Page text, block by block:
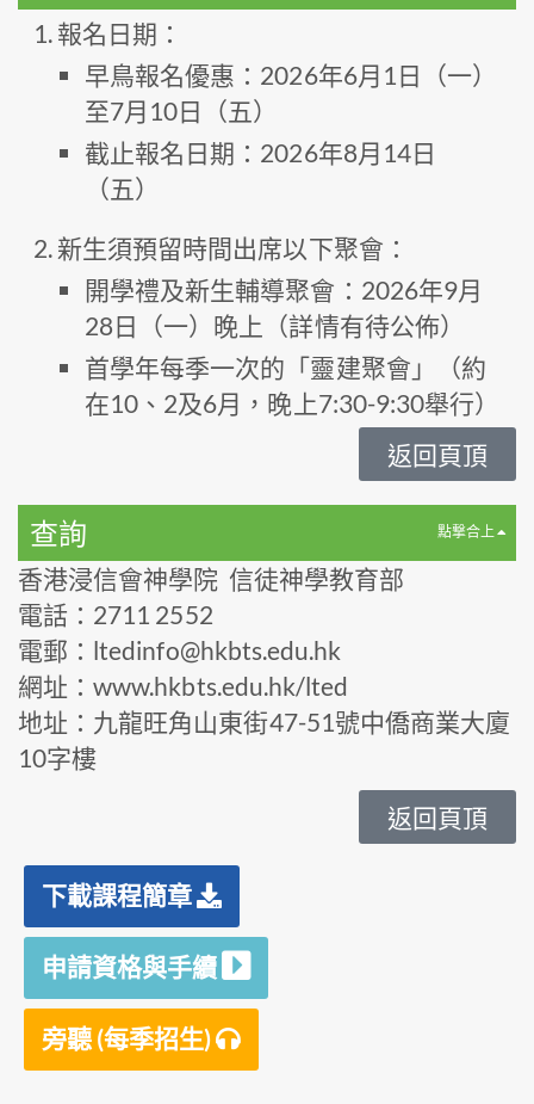
報名日期：
早鳥報名優惠：2026年6月1日（一）
至7月10日（五）
截止報名日期：2026年8月14日
（五）
新生須預留時間出席以下聚會：
開學禮及新生輔導聚會：2026年9月
28日（一）晚上（詳情有待公佈）
首學年每季一次的「靈建聚會」（約
在10、2及6月，晚上7:30-9:30舉行）
返回頁頂
查詢 點撃合上
香港浸信會神學院 信徒神學教育部
電話：2711 2552
電郵：ltedinfo@hkbts.edu.hk
網址：www.hkbts.edu.hk/lted
地址：九龍旺角山東街47-51號中僑商業大廈
10字樓
返回頁頂
下載課程簡章
申請資格與手續
旁聽 (每季招生)